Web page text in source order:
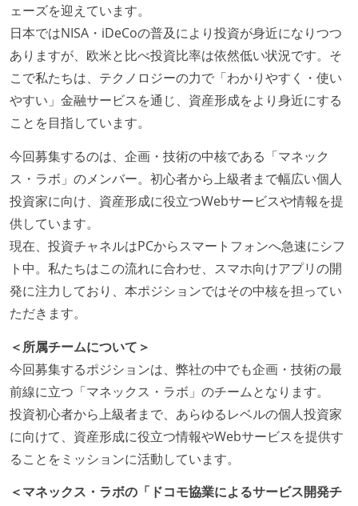
技術カルチャー
取締役（社内）または執行役員として、エンジニアリ
ング部門の人間が経営に参加している
社外から登壇を依頼・指名を受けるようなエンジニア
が在籍している
スに登壇している
最新技術を追いかけるための社内勉強会が定期開催さ
れ、参加者が自主的に参加している
Slack等で、最新技術の良し悪しをメンバーがよく会話
している
英語でコミュニケーションとる機会が社内にある
開発メンバーの裁量
ロントエンド、バックエンド、インフラといった役割
の境界を超えて、個人が必要な範囲にまで染み出して
いく姿勢が根付いている
ユーザーのニーズや課題を理解するために、開発チー
ムのメンバーが、ユーザーインタビューに参加してい
る
ェーズを迎えています。
日本ではNISA・iDeCoの普及により投資が身近になりつつ
ありますが、欧米と比べ投資比率は依然低い状況です。そ
こで私たちは、テクノロジーの力で「わかりやすく・使い
やすい」金融サービスを通じ、資産形成をより身近にする
ことを目指しています。
今回募集するのは、企画・技術の中核である「マネック
ス・ラボ」のメンバー。初心者から上級者まで幅広い個人
投資家に向け、資産形成に役立つWebサービスや情報を提
供しています。
現在、投資チャネルはPCからスマートフォンへ急速にシフ
ト中。私たちはこの流れに合わせ、スマホ向けアプリの開
発に注力しており、本ポジションではその中核を担ってい
ただきます。
＜所属チームについて＞
今回募集するポジションは、弊社の中でも企画・技術の最
前線に立つ「マネックス・ラボ」のチームとなります。
投資初心者から上級者まで、あらゆるレベルの個人投資家
に向けて、資産形成に役立つ情報やWebサービスを提供す
ることをミッションに活動しています。
＜マネックス・ラボの「ドコモ協業によるサービス開発チ